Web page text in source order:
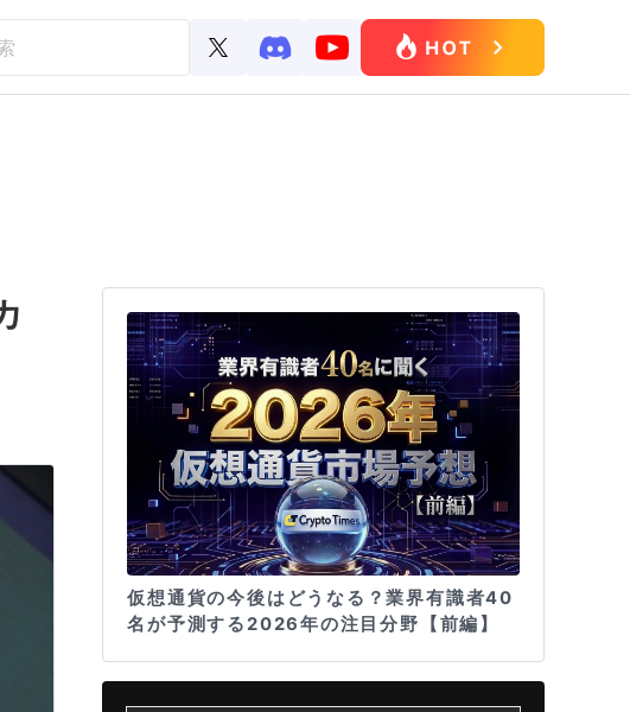
仮想通貨の今後はどうなる？業界有識者40
名が予測する2026年の注目分野【前編】